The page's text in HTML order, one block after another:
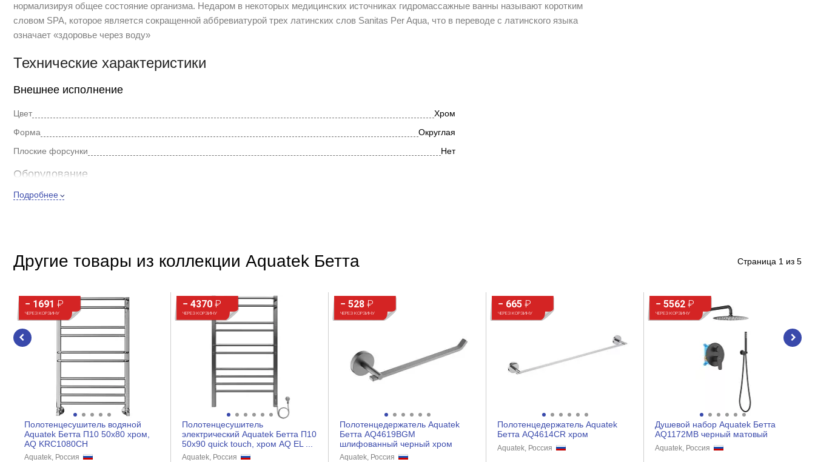
нормализируя общее состояние организма. Недаром в некоторых медицинских источниках гидромассажные ванны называют коротким
словом SPA, которое является сокращенной аббревиатурой трех латинских слов Sanitas Per Aqua, что в переводе с латинского языка
означает «здоровье через воду»
Технические характеристики
Внешнее исполнение
Цвет
Хром
Форма
Округлая
Плоские форсунки
Нет
Оборудование
Мощность, Вт
Количество форсунок, шт
Подробнее
Другие товары из коллекции Aquatek Бетта Страница 1 из 5
− 1691 ₽
ЧЕРЕЗ КОРЗИНУ
Полотенцесушитель водяной
Aquatek Бетта П10 50x80 хром,
AQ KRC1080CH
Aquatek, Россия
− 4370 ₽
ЧЕРЕЗ КОРЗИНУ
Полотенцесушитель
электрический Aquatek Бетта П10
50x90 quick touch, хром AQ EL ...
Aquatek, Россия
− 528 ₽
ЧЕРЕЗ КОРЗИНУ
Полотенцедержатель Aquatek
Бетта AQ4619BGM
шлифованный черный хром
Aquatek, Россия
− 665 ₽
ЧЕРЕЗ КОРЗИНУ
Полотенцедержатель Aquatek
Бетта AQ4614CR хром
Aquatek, Россия
− 5562 ₽
ЧЕРЕЗ КОРЗИНУ
Душевой набор Aquatek Бетта
AQ1172MB черный матовый
Aquatek, Россия